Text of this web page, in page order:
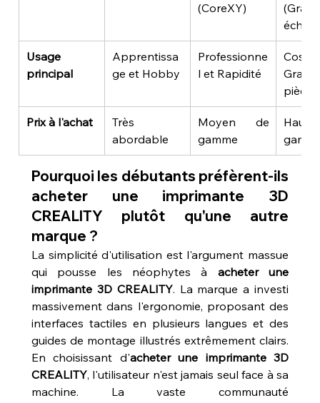
(CoreXY)
Usage
principal
Apprentissa
ge et Hobby
Professionne
l et Rapidité
pièces
Prix à l'achat
Très
abordable
Moyen de
gamme
Pourquoi les débutants préfèrent-ils
acheter une imprimante 3D
CREALITY plutôt qu'une autre
marque ?
La simplicité d'utilisation est l'argument massue
qui pousse les néophytes à acheter une
imprimante 3D CREALITY. La marque a investi
massivement dans l'ergonomie, proposant des
interfaces tactiles en plusieurs langues et des
guides de montage illustrés extrêmement clairs.
En choisissant d'acheter une imprimante 3D
CREALITY, l'utilisateur n'est jamais seul face à sa